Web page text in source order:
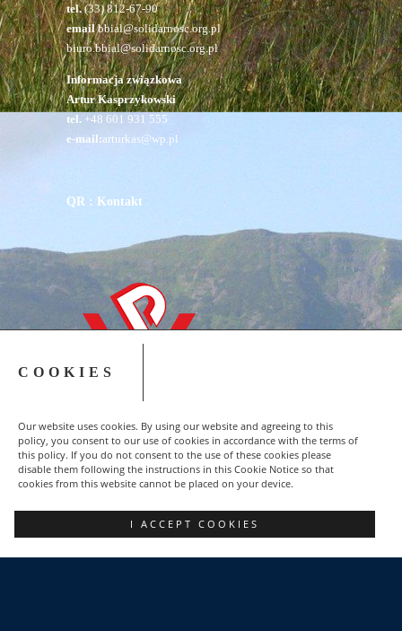
COOKIES
Our website uses cookies. By using our website and agreeing to this
policy, you consent to our use of cookies in accordance with the terms of
this policy. If you do not consent to the use of these cookies please
disable them following the instructions in this Cookie Notice so that
cookies from this website cannot be placed on your device.
I ACCEPT COOKIES
tel.(33) 812-67-90
emailbbial@solidarnosc.org.pl
biuro.bbial@solidarnosc.org.pl
Informacja związkowa
Artur Kasprzykowski
tel.+48 601 931 555
e-mail:arturkas@wp.pl
QR : Kontakt
Copyright © 2015-2023 NSZZ Solidarność - Region
Podbeskidzie